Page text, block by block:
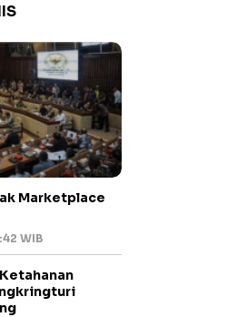
Marketplace
WIB